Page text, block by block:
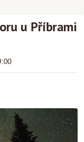
u Příbrami